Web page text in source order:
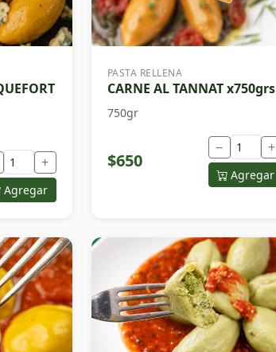
+
Agregar
PASTA RELLENA
CARNE AL TANNAT x750grs
750gr
$650
− +
Agregar